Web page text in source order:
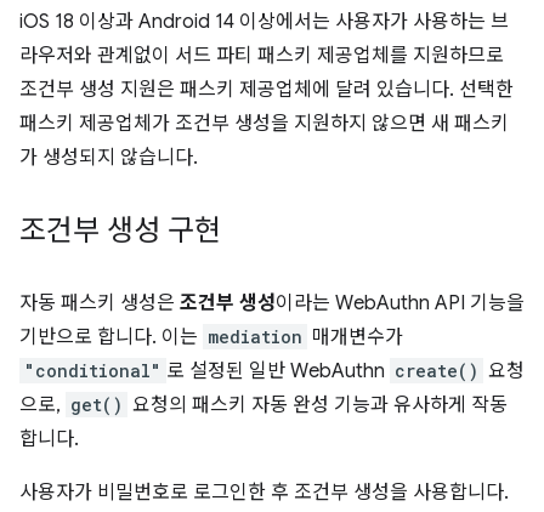
iOS 18 이상과 Android 14 이상에서는 사용자가 사용하는 브
라우저와 관계없이 서드 파티 패스키 제공업체를 지원하므로
조건부 생성 지원은 패스키 제공업체에 달려 있습니다. 선택한
패스키 제공업체가 조건부 생성을 지원하지 않으면 새 패스키
가 생성되지 않습니다.
조건부 생성 구현
자동 패스키 생성은 조건부 생성이라는 WebAuthn API 기능을
기반으로 합니다. 이는 mediation 매개변수가
"conditional" 로 설정된 일반 WebAuthn create() 요청
으로, get() 요청의 패스키 자동 완성 기능과 유사하게 작동
합니다.
사용자가 비밀번호로 로그인한 후 조건부 생성을 사용합니다.